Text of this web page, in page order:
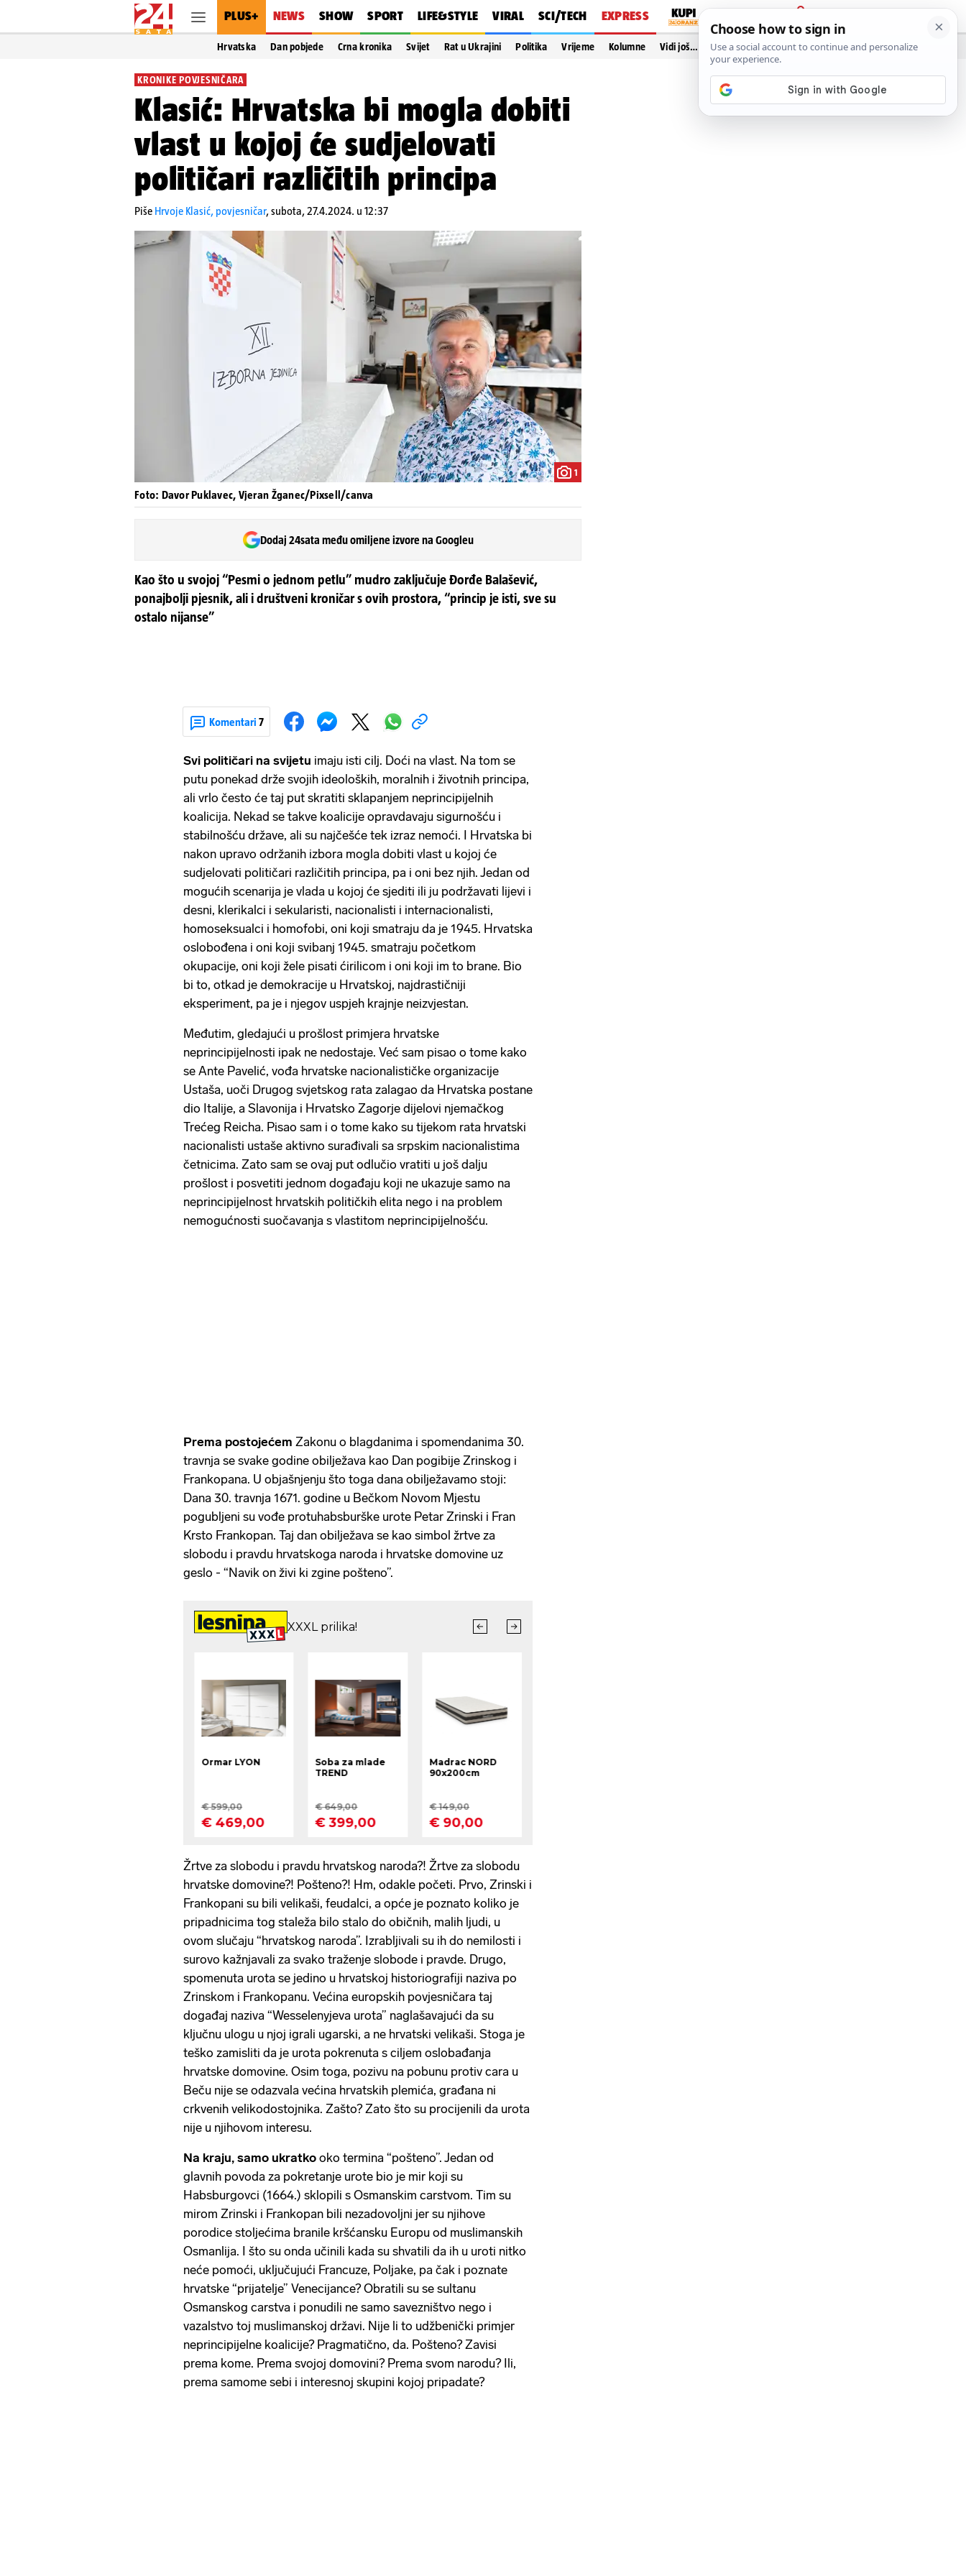
PLUS+ NEWS SHOW SPORT LIFE&STYLE VIRAL SCI/TECH EXPRESS
PRIJAVA
Hrvatska Dan pobjede Crna kronika Svijet Rat u Ukrajini Politika Vrijeme Kolumne Vidi još…
KRONIKE POVJESNIČARA
Klasić: Hrvatska bi mogla dobiti
vlast u kojoj će sudjelovati
političari različitih principa
Piše Hrvoje Klasić, povjesničar,subota, 27.4.2024. u 12:37
1
Foto: Davor Puklavec, Vjeran Žganec/Pixsell/canva
Dodaj 24sata među omiljene izvore na Googleu
Kao što u svojoj “Pesmi o jednom petlu” mudro zaključuje Đorđe Balašević,
ponajbolji pjesnik, ali i društveni kroničar s ovih prostora, “princip je isti, sve su
ostalo nijanse”
Komentari 7
Svi političari na svijetu imaju isti cilj. Doći na vlast. Na tom se
putu ponekad drže svojih ideoloških, moralnih i životnih principa,
ali vrlo često će taj put skratiti sklapanjem neprincipijelnih
koalicija. Nekad se takve koalicije opravdavaju sigurnošću i
stabilnošću države, ali su najčešće tek izraz nemoći. I Hrvatska bi
nakon upravo održanih izbora mogla dobiti vlast u kojoj će
sudjelovati političari različitih principa, pa i oni bez njih. Jedan od
mogućih scenarija je vlada u kojoj će sjediti ili ju podržavati lijevi i
desni, klerikalci i sekularisti, nacionalisti i internacionalisti,
homoseksualci i homofobi, oni koji smatraju da je 1945. Hrvatska
oslobođena i oni koji svibanj 1945. smatraju početkom
okupacije, oni koji žele pisati ćirilicom i oni koji im to brane. Bio
bi to, otkad je demokracije u Hrvatskoj, najdrastičniji
eksperiment, pa je i njegov uspjeh krajnje neizvjestan.
Međutim, gledajući u prošlost primjera hrvatske
neprincipijelnosti ipak ne nedostaje. Već sam pisao o tome kako
se Ante Pavelić, vođa hrvatske nacionalističke organizacije
Ustaša, uoči Drugog svjetskog rata zalagao da Hrvatska postane
dio Italije, a Slavonija i Hrvatsko Zagorje dijelovi njemačkog
Trećeg Reicha. Pisao sam i o tome kako su tijekom rata hrvatski
nacionalisti ustaše aktivno surađivali sa srpskim nacionalistima
četnicima. Zato sam se ovaj put odlučio vratiti u još dalju
prošlost i posvetiti jednom događaju koji ne ukazuje samo na
neprincipijelnost hrvatskih političkih elita nego i na problem
nemogućnosti suočavanja s vlastitom neprincipijelnošću.
Prema postojećem Zakonu o blagdanima i spomendanima 30.
travnja se svake godine obilježava kao Dan pogibije Zrinskog i
Frankopana. U objašnjenju što toga dana obilježavamo stoji:
Dana 30. travnja 1671. godine u Bečkom Novom Mjestu
pogubljeni su vođe protuhabsburške urote Petar Zrinski i Fran
Krsto Frankopan. Taj dan obilježava se kao simbol žrtve za
slobodu i pravdu hrvatskoga naroda i hrvatske domovine uz
geslo - “Navik on živi ki zgine pošteno”.
Žrtve za slobodu i pravdu hrvatskog naroda?! Žrtve za slobodu
hrvatske domovine?! Pošteno?! Hm, odakle početi. Prvo, Zrinski i
Frankopani su bili velikaši, feudalci, a opće je poznato koliko je
pripadnicima tog staleža bilo stalo do običnih, malih ljudi, u
ovom slučaju “hrvatskog naroda”. Izrabljivali su ih do nemilosti i
surovo kažnjavali za svako traženje slobode i pravde. Drugo,
spomenuta urota se jedino u hrvatskoj historiografiji naziva po
Zrinskom i Frankopanu. Većina europskih povjesničara taj
događaj naziva “Wesselenyjeva urota” naglašavajući da su
ključnu ulogu u njoj igrali ugarski, a ne hrvatski velikaši. Stoga je
teško zamisliti da je urota pokrenuta s ciljem oslobađanja
hrvatske domovine. Osim toga, pozivu na pobunu protiv cara u
Beču nije se odazvala većina hrvatskih plemića, građana ni
crkvenih velikodostojnika. Zašto? Zato što su procijenili da urota
nije u njihovom interesu.
Na kraju, samo ukratko oko termina “pošteno”. Jedan od
glavnih povoda za pokretanje urote bio je mir koji su
Habsburgovci (1664.) sklopili s Osmanskim carstvom. Tim su
mirom Zrinski i Frankopan bili nezadovoljni jer su njihove
porodice stoljećima branile kršćansku Europu od muslimanskih
Osmanlija. I što su onda učinili kada su shvatili da ih u uroti nitko
neće pomoći, uključujući Francuze, Poljake, pa čak i poznate
hrvatske “prijatelje” Venecijance? Obratili su se sultanu
Osmanskog carstva i ponudili ne samo savezništvo nego i
vazalstvo toj muslimanskoj državi. Nije li to udžbenički primjer
neprincipijelne koalicije? Pragmatično, da. Pošteno? Zavisi
prema kome. Prema svojoj domovini? Prema svom narodu? Ili,
prema samome sebi i interesnoj skupini kojoj pripadate?